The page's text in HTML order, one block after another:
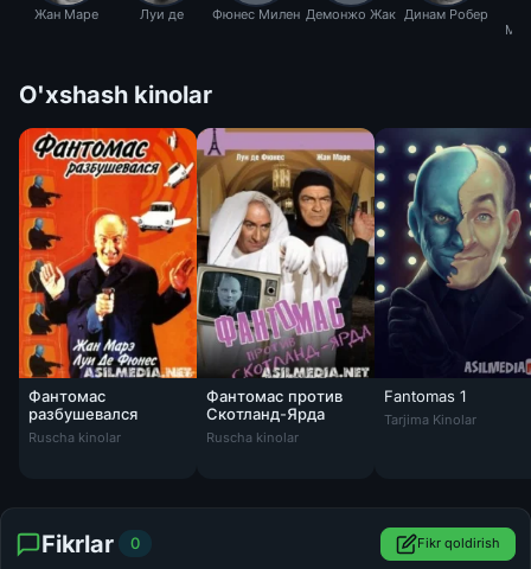
Жан Маре Луи де Фюнес Милен Демонжо Жак Динам Робер
O'xshash kinolar
Фантомас
разбушевался
Ruscha kinolar
Фантомас против
Скотланд-Ярда
Ruscha kinolar
Fantomas 1
Fantomas 1 /
Tarjima Kinolar
Fikrlar 0 Fikr qoldirish